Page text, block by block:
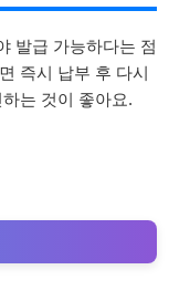
발급 가능하다는 점
즉시 납부 후 다시
는 것이 좋아요.